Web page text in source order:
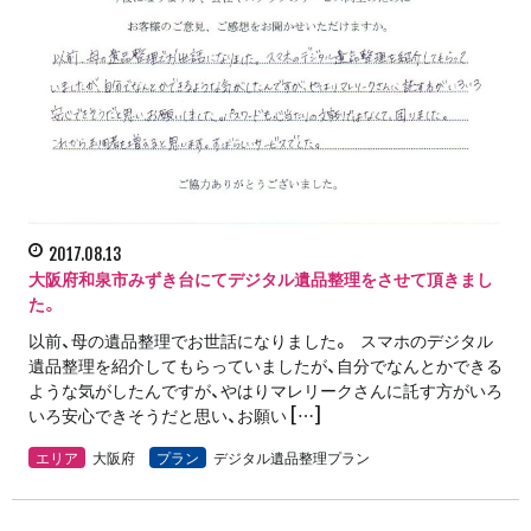
2017.08.13
大阪府和泉市みずき台にてデジタル遺品整理をさせて頂きまし
た。
以前、母の遺品整理でお世話になりました。 スマホのデジタル
遺品整理を紹介してもらっていましたが、自分でなんとかできる
ような気がしたんですが、やはりマレリークさんに託す方がいろ
いろ安心できそうだと思い、お願い […]
エリア 大阪府 プラン デジタル遺品整理プラン